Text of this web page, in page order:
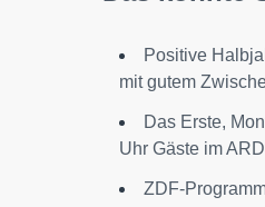
Positive
mit gutem
Das Erste,
Uhr Gäste im
ZDF-